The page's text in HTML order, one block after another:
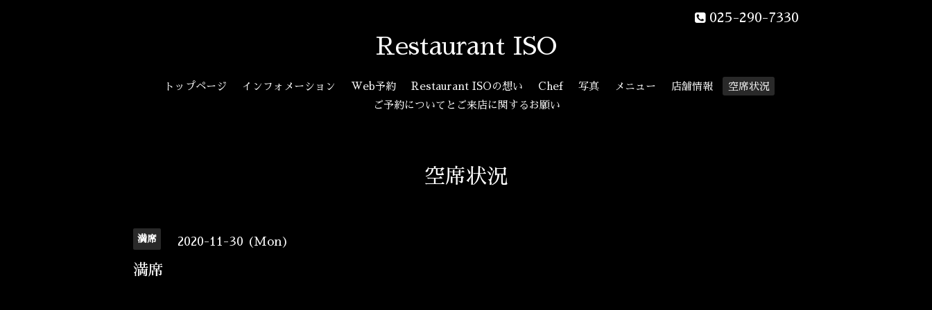
025-290-7330
Restaurant ISO
トップページ インフォメーション Web予約 Restaurant ISOの想い Chef 写真 メニュー 店舗情報
空席状況
ご予約についてとご来店に関するお願い
空席状況
満席 2020-11-30 (Mon)
満席